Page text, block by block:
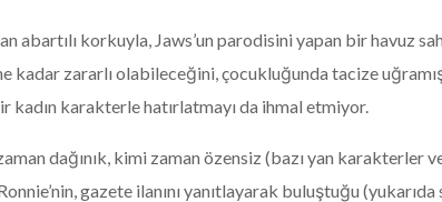
abartılı korkuyla, Jaws’un parodisini yapan bir havuz
kadar zararlı olabileceğini, çocukluğunda tacize
kadın karakterle hatırlatmayı da ihmal etmiyor.
dağınık, kimi zaman özensiz (bazı yan karakterler
gazete ilanını yanıtlayarak buluştuğu